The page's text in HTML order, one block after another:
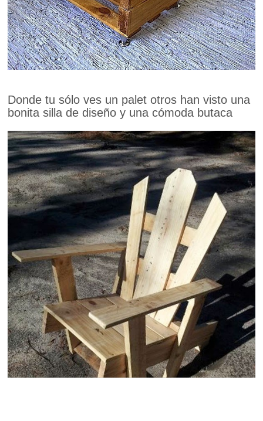
Donde tu sólo ves un palet otros han visto una
bonita silla de diseño y una cómoda butaca